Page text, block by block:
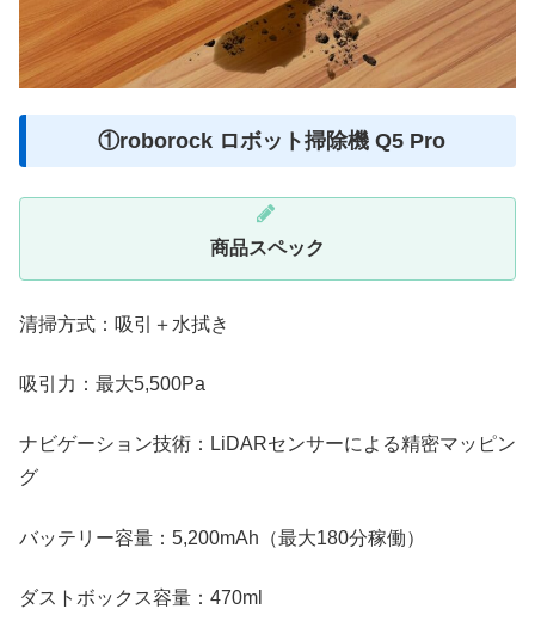
①roborock ロボット掃除機 Q5 Pro
商品スペック
清掃方式：吸引＋水拭き
吸引力：最大5,500Pa
ナビゲーション技術：LiDARセンサーによる精密マッピン
グ
バッテリー容量：5,200mAh（最大180分稼働）
ダストボックス容量：470ml